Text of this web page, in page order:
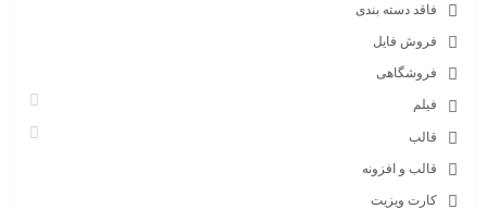
فاقد دسته بندی
فروش فایل
فروشگاهی
فیلم
قالب
قالب و افزونه
کارت ویزیت